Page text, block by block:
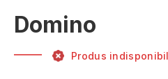
Domino
Produs indisponibil